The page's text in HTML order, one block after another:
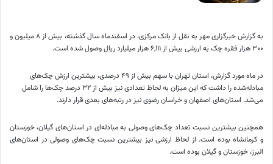
به گزارش خبرگزاری مهر به نقل از بانک مرکزی، در اسفندماه سال گذشته، بیش از ۸ میلیون و
۳۰۰ هزار فقره چک به ارزشی بیش از ۶,۱۱۱ هزار میلیارد ریال وصول شده است.
در ماه مورد گزارش، استان تهران با سهم بیش از ۴۹ درصدی، بیشترین ارزش چک‌های
مبادله‌شده را داشت که این میزان به لحاظ تعدادی نیز بیش از ۳۲ درصد چک‌ها را شامل
می‌شد. استان‌های اصفهان و خراسان رضوی نیز در رتبه‌های بعدی قرار دارند.
همچنین بیشترین نسبت تعداد چک‌های وصولی به مبادله‌ای در استان‌های گیلان، خوزستان
و کرمانشاه بوده است. از لحاظ ارزشی نیز بیشترین نسبت چک‌های وصولی در استان‌های
البرز، خوزستان و گیلان بوده است.